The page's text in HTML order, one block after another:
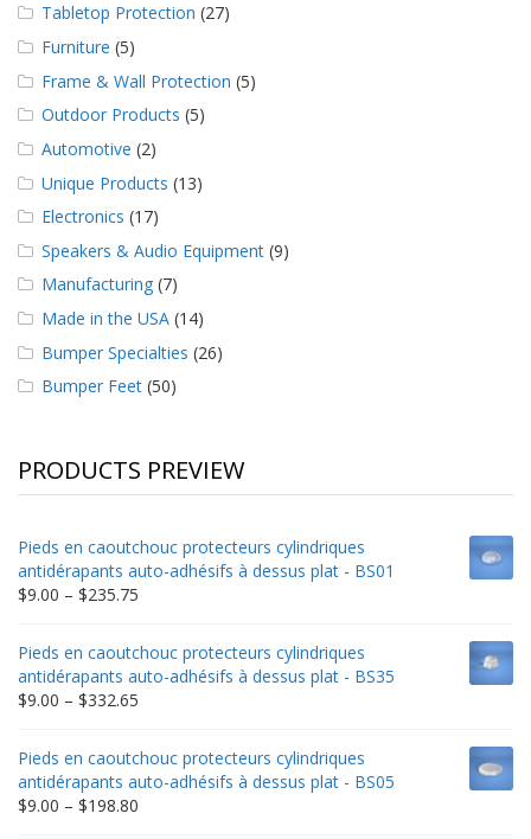
Tabletop Protection (27)
Furniture (5)
Frame & Wall Protection (5)
Outdoor Products (5)
Automotive (2)
Unique Products (13)
Electronics (17)
Speakers & Audio Equipment (9)
Manufacturing (7)
Made in the USA (14)
Bumper Specialties (26)
Bumper Feet (50)
PRODUCTS PREVIEW
Pieds en caoutchouc protecteurs cylindriques
antidérapants auto-adhésifs à dessus plat - BS01
$9.00 – $235.75
$9.00
through
$235.75
Pieds en caoutchouc protecteurs cylindriques
antidérapants auto-adhésifs à dessus plat - BS35
$9.00 – $332.65
$9.00
through
$332.65
Pieds en caoutchouc protecteurs cylindriques
antidérapants auto-adhésifs à dessus plat - BS05
$9.00 – $198.80